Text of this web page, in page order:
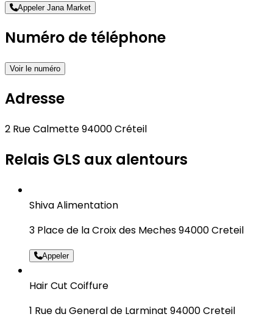
Appeler Jana Market
Numéro de téléphone
Voir le numéro
Adresse
2 Rue Calmette 94000 Créteil
Relais GLS aux alentours
Shiva Alimentation
3 Place de la Croix des Meches 94000 Creteil
Appeler
Hair Cut Coiffure
1 Rue du General de Larminat 94000 Creteil